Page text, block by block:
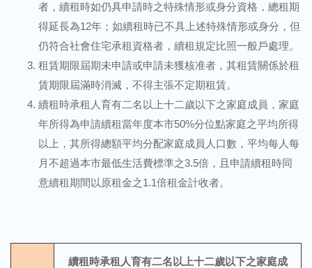
者，續租時如仍具申請時之特殊情形或身分資格，總租期
得延長為12年；如續租時已不具上述特殊情形或身分，但
仍符合社會住宅承租資格者，續租規定比照一般戶處理。
租賃期限屆期未申請或申請未獲核准者，其租賃關係於租
賃期限屆滿時消滅，不得主張不定期租賃。
續租時承租人育有二名以上十二歲以下之家庭成員，家庭
年所得為申請續租當年度本市50%分位點家庭之平均所得
以上，其所得總額平均分配家庭成員人口數，平均每人每
月不超過本市最低生活費標準之3.5倍，且申請續租時同
意續租期間以原租金之1.1倍租金計收者。
續租時承租人育有二名以上十二歲以下之家庭成